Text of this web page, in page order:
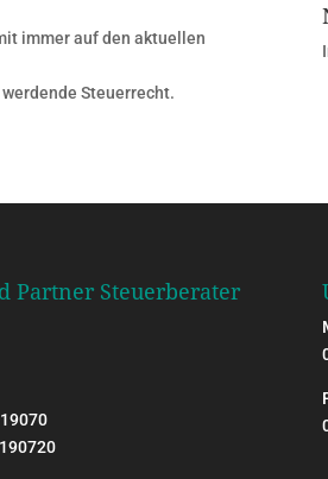
immer auf den aktuellen
Steuerrecht.
Partner Steuerberater